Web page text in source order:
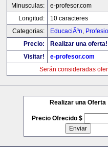
Minusculas:
e-profesor.com
Longitud:
10 caracteres
Categorias:
EducaciÃ³n,
Precio:
Realizar una oferta!
Visitar!
e-profesor.com
Serán consideradas
Realizar una Oferta
Precio Ofrecido $